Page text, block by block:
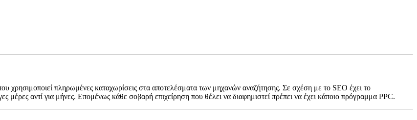
χρησιμοποιεί πληρωμένες καταχωρίσεις στα αποτελέσματα των μηχανών αναζήτησης. Σε σχέση με το SEO έχει το
μέρες αντί για μήνες. Επομένως κάθε σοβαρή επιχείρηση που θέλει να διαφημιστεί πρέπει να έχει κάποιο πρόγραμμα PPC.